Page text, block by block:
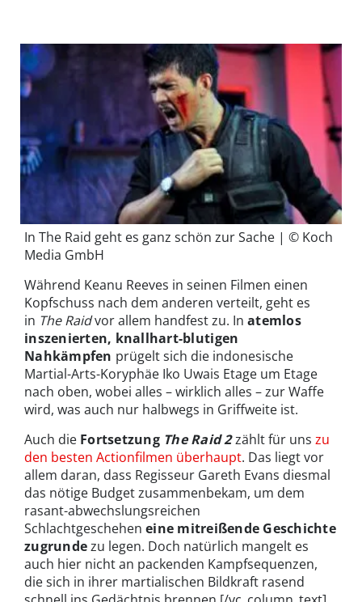
In The Raid geht es ganz schön zur Sache | © Koch
Media GmbH
Während Keanu Reeves in seinen Filmen einen
Kopfschuss nach dem anderen verteilt, geht es
in The Raidvor allem handfest zu. In atemlos
inszenierten, knallhart-blutigen
Nahkämpfen prügelt sich die indonesische
Martial-Arts-Koryphäe Iko Uwais Etage um Etage
nach oben, wobei alles – wirklich alles – zur Waffe
wird, was auch nur halbwegs in Griffweite ist.
Auch die Fortsetzung The Raid 2zählt für uns zu
den besten Actionfilmen überhaupt. Das liegt vor
allem daran, dass Regisseur Gareth Evans diesmal
das nötige Budget zusammenbekam, um dem
rasant-abwechslungsreichen
Schlachtgeschehen eine mitreißende Geschichte
zugrundezu legen. Doch natürlich mangelt es
auch hier nicht an packenden Kampfsequenzen,
die sich in ihrer martialischen Bildkraft rasend